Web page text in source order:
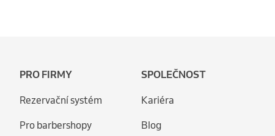
PRO FIRMY
Rezervační systém
Pro barbershopy
SPOLEČNOST
Kariéra
Blog